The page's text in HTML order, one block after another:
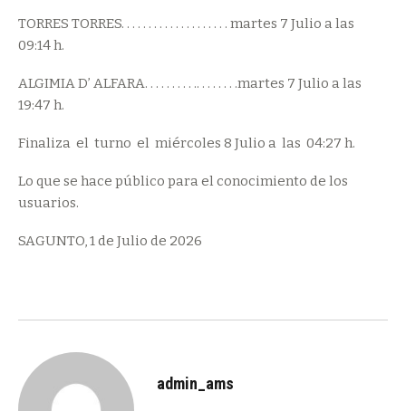
TORRES TORRES. . . . . . . . . . . . . . . . . . . . martes 7 Julio a las
09:14 h.
ALGIMIA D’ ALFARA. . . . . . . . . .. . . . . . . .martes 7 Julio a las
19:47 h.
Finaliza el turno el miércoles 8 Julio a las 04:27 h.
Lo que se hace público para el conocimiento de los
usuarios.
SAGUNTO, 1 de Julio de 2026
admin_ams